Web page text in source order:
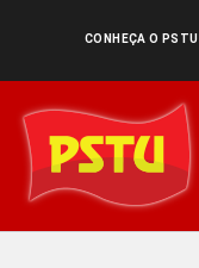
conteúdo
CONHEÇA O PSTU